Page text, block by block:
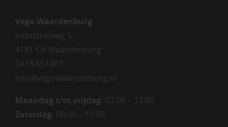
Vego Waardenburg
Industrieweg 5
4181 CA Waardenburg
0418 651407
info@vegowaardenburg.nl
Maandag t/m vrijdag: 07:00 – 17:00
Zaterdag: 08:30 – 15:00